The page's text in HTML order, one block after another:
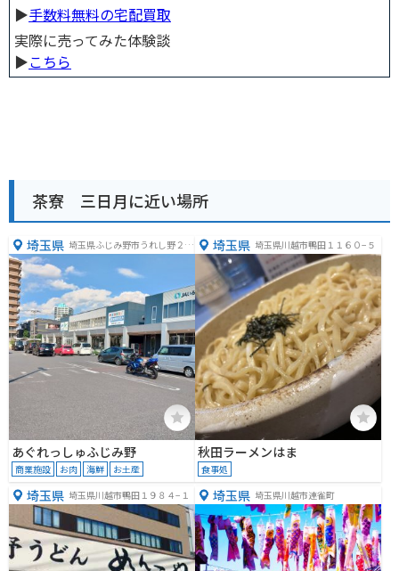
▶︎手数料無料の宅配買取
実際に売ってみた体験談
▶︎こちら
茶寮 三日月に近い場所
埼玉県 埼玉県ふじみ野市うれし野２丁
目４−１
あぐれっしゅふじみ野
商業施設 お肉 海鮮 お土産
埼玉県 埼玉県川越市鴨田１１６０−５
秋田ラーメンはま
食事処
埼玉県 埼玉県川越市鴨田１９８４−１ 埼玉県 埼玉県川越市連雀町